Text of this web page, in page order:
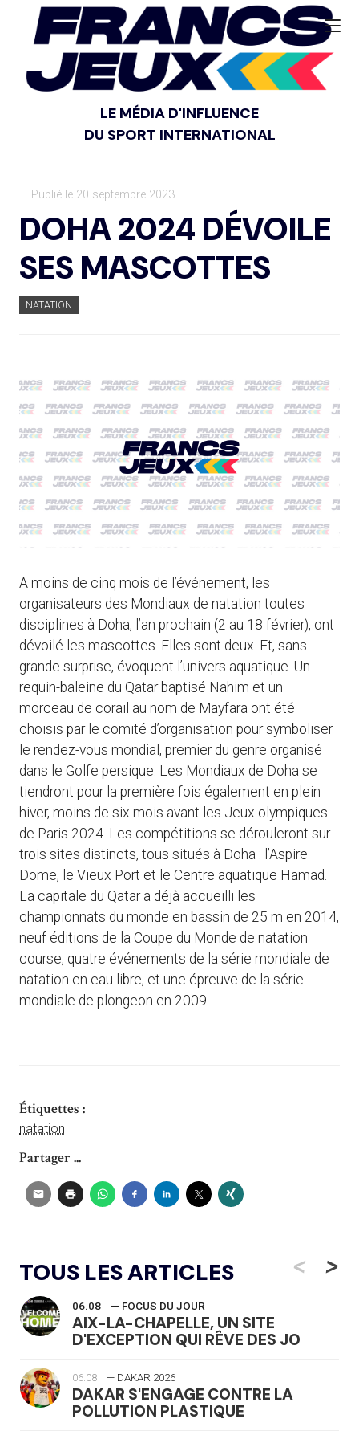
LE MÉDIA D'INFLUENCE
DU SPORT INTERNATIONAL
— Publié le 20 septembre 2023
DOHA 2024 DÉVOILE
SES MASCOTTES
NATATION
A moins de cinq mois de l’événement, les
organisateurs des Mondiaux de natation toutes
disciplines à Doha, l’an prochain (2 au 18 février), ont
dévoilé les mascottes. Elles sont deux. Et, sans
grande surprise, évoquent l’univers aquatique. Un
requin-baleine du Qatar baptisé Nahim et un
morceau de corail au nom de Mayfara ont été
choisis par le comité d’organisation pour symboliser
le rendez-vous mondial, premier du genre organisé
dans le Golfe persique. Les Mondiaux de Doha se
tiendront pour la première fois également en plein
hiver, moins de six mois avant les Jeux olympiques
de Paris 2024. Les compétitions se dérouleront sur
trois sites distincts, tous situés à Doha : l’Aspire
Dome, le Vieux Port et le Centre aquatique Hamad.
La capitale du Qatar a déjà accueilli les
championnats du monde en bassin de 25 m en 2014,
neuf éditions de la Coupe du Monde de natation
course, quatre événements de la série mondiale de
natation en eau libre, et une épreuve de la série
mondiale de plongeon en 2009.
Étiquettes :
natation
Partager ...
TOUS LES ARTICLES <
06.08 — FOCUS DU JOUR
AIX-LA-CHAPELLE, UN SITE
D'EXCEPTION QUI RÊVE DES JO
06.08 — DAKAR 2026
DAKAR S'ENGAGE CONTRE LA
POLLUTION PLASTIQUE
>